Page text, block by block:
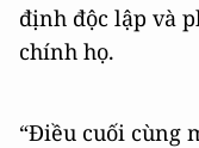
định độc lập và
chính họ.
“Điều cuối cùng